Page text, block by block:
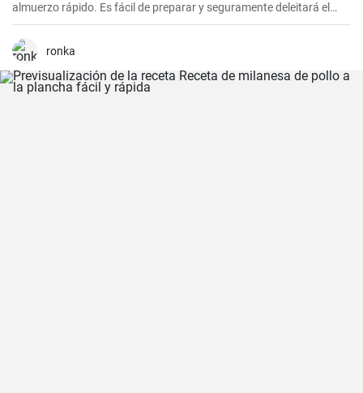
almuerzo rápido. Es fácil de preparar y seguramente deleitará el
paladar de todos los amantes de la carne.
ronka